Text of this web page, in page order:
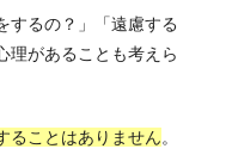
するの？」「遠慮する
理があることも考えら
ることはありません。